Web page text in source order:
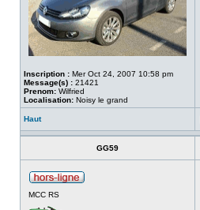
Inscription : Mer Oct 24, 2007 10:58 pm
Message(s) : 21421
Prenom: Wilfried
Localisation: Noisy le grand
Haut
GG59
MCC RS